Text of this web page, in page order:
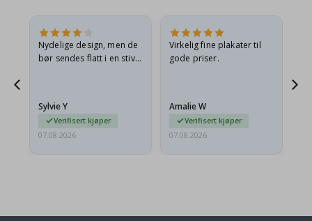
Nydelige design, men de
bør sendes flatt i en stiv
Sylvie Y
Verifisert kjøper
07.08.2026
Virkelig fine plakater til
gode priser.
Amalie W
Verifisert kjøper
07.08.2026